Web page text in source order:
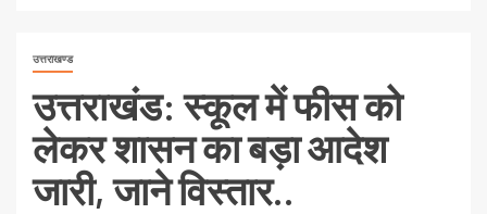
उत्तराखण्ड
उत्तराखंड: स्कूल में फीस को
लेकर शासन का बड़ा आदेश
जारी, जाने विस्तार..